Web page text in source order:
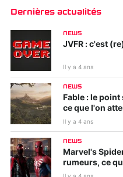
Dernières actualités
NEWS
JVFR : c'est
Il y a 4 ans
NEWS
Fable : le
ce que l'on
Il y a 4 ans
NEWS
Marvel's
rumeurs, ce